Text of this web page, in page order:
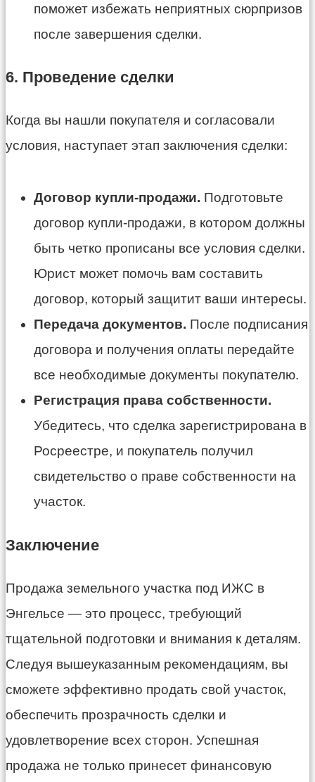
поможет избежать неприятных сюрпризов
после завершения сделки.
6. Проведение сделки
Когда вы нашли покупателя и согласовали
условия, наступает этап заключения сделки:
Договор купли-продажи. Подготовьте
договор купли-продажи, в котором должны
быть четко прописаны все условия сделки.
Юрист может помочь вам составить
договор, который защитит ваши интересы.
Передача документов. После подписания
договора и получения оплаты передайте
все необходимые документы покупателю.
Регистрация права собственности.
Убедитесь, что сделка зарегистрирована в
Росреестре, и покупатель получил
свидетельство о праве собственности на
участок.
Заключение
Продажа земельного участка под ИЖС в
Энгельсе — это процесс, требующий
тщательной подготовки и внимания к деталям.
Следуя вышеуказанным рекомендациям, вы
сможете эффективно продать свой участок,
обеспечить прозрачность сделки и
удовлетворение всех сторон. Успешная
продажа не только принесет финансовую